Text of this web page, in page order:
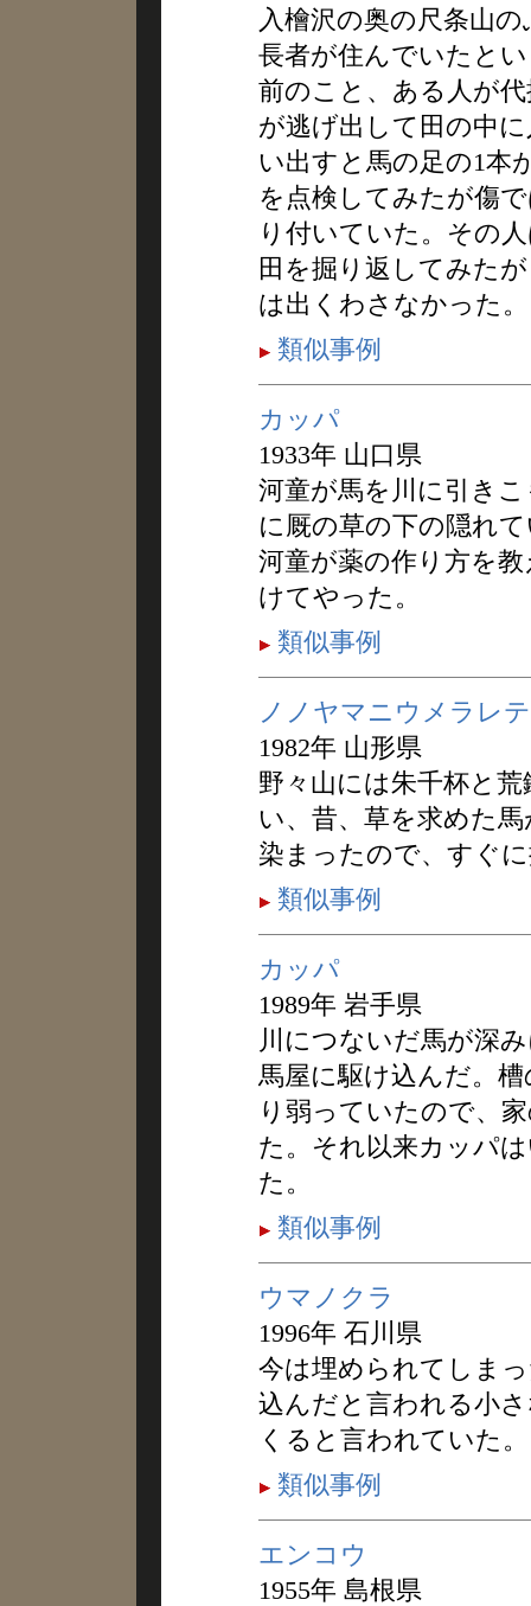
入檜沢の奥の尺条山
長者が住んでいたと
前のこと、ある人が
が逃げ出して田の中
い出すと馬の足の1本
を点検してみたが傷
り付いていた。その
田を掘り返してみた
は出くわさなかった。
類似事例
カッパ
1933年 山口県
河童が馬を川に引き
に厩の草の下の隠れ
河童が薬の作り方を
けてやった。
類似事例
ノノヤマニウメラレ
1982年 山形県
野々山には朱千杯と
い、昔、草を求めた
染まったので、すぐ
類似事例
カッパ
1989年 岩手県
川につないだ馬が深
馬屋に駆け込んだ。
り弱っていたので、
た。それ以来カッパ
た。
類似事例
ウマノクラ
1996年 石川県
今は埋められてしま
込んだと言われる小
くると言われていた。
類似事例
エンコウ
1955年 島根県